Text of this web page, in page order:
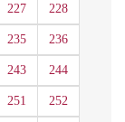
227 228
235 236
243 244
251 252